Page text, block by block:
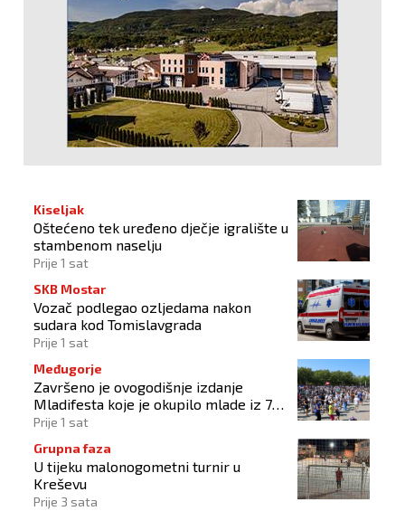
Kiseljak
Oštećeno tek uređeno dječje igralište u
stambenom naselju
Prije 1 sat
SKB Mostar
Vozač podlegao ozljedama nakon
sudara kod Tomislavgrada
Prije 1 sat
Međugorje
Završeno je ovogodišnje izdanje
Mladifesta koje je okupilo mlade iz 73
zemlje svijeta
Prije 1 sat
Grupna faza
U tijeku malonogometni turnir u
Kreševu
Prije 3 sata